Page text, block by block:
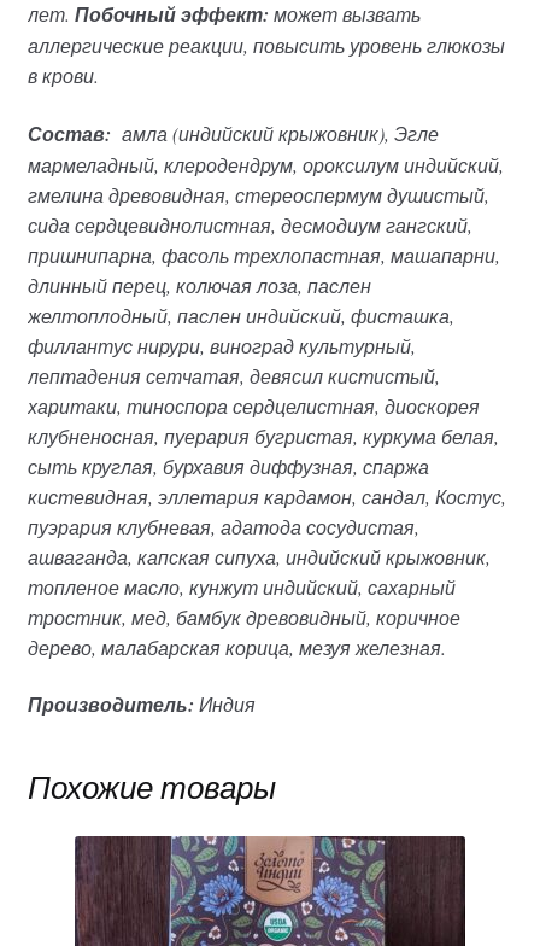
лет. Побочный эффект: может вызвать
аллергические реакции, повысить уровень глюкозы
в крови.
Состав: амла (индийский крыжовник), Эгле
мармеладный, клеродендрум, ороксилум индийский,
гмелина древовидная, стереоспермум душистый,
сида сердцевиднолистная, десмодиум гангский,
пришнипарна, фасоль трехлопастная, машапарни,
длинный перец, колючая лоза, паслен
желтоплодный, паслен индийский, фисташка,
филлантус нирури, виноград культурный,
лептадения сетчатая, девясил кистистый,
харитаки, тиноспора сердцелистная, диоскорея
клубненосная, пуерария бугристая, куркума белая,
сыть круглая, бурхавия диффузная, спаржа
кистевидная, эллетария кардамон, сандал, Костус,
пуэрария клубневая, адатода сосудистая,
ашваганда, капская сипуха, индийский крыжовник,
топленое масло, кунжут индийский, сахарный
тростник, мед, бамбук древовидный, коричное
дерево, малабарская корица, мезуя железная.
Производитель: Индия
Похожие товары